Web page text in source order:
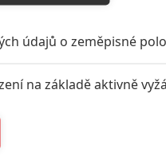
Nový trailer
pod kůži
údajů o zeměpisné
na základě aktivně
přístup k informacím v